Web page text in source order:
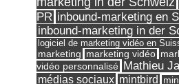
PR inbound-marketing en
inbound-marketing in der
logiciel de marketing vidéo en
marketing marketing vidéo
vidéo personnalisé Mathieu
médias sociaux mintbird